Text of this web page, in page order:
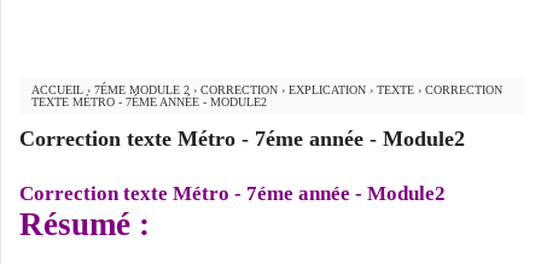
ACCUEIL › 7ÉME MODULE 2 › CORRECTION › EXPLICATION › TEXTE › CORRECTION
TEXTE MÉTRO - 7ÉME ANNÉE - MODULE2
Correction texte Métro - 7éme année - Module2
Correction texte Métro - 7éme année - Module2
Résumé :